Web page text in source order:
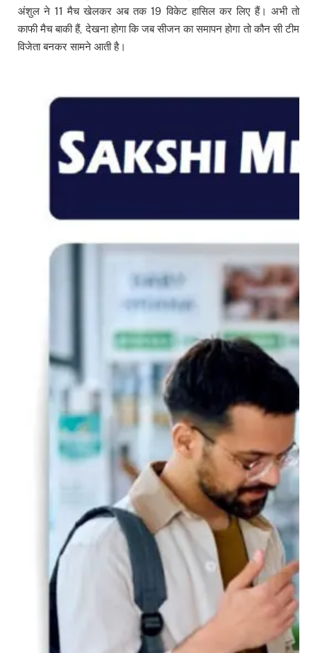
अंशुल ने 11 मैच खेलकर अब तक 19 विकेट हासिल कर लिए हैं। अभी तो
काफी मैच बाकी हैं, देखना होगा कि जब सीजन का समापन होगा तो कौन सी टीम
विजेता बनकर सामने आती है।